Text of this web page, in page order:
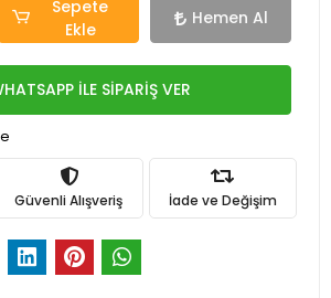
Sepete
Ekle
Hemen Al
İLE SİPARİŞ VER
Güvenli Alışveriş İade ve Değişim